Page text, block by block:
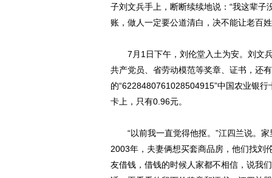
子刘文兵手上，断断续续地说：“我这辈
账，做人一定要公道清白，决不能让老百
7月1日下午，刘伦堂入土为安。刘文兵
共产党员、省劳动模范等奖章、证书，还
的“6228480761028504915”中国农业银
卡上，只有0.96元。
“以前我一直觉得他抠。”江四兰说。家
2003年，夫妻俩想买套商品房，他们找刘
友借钱，借钱的时候人家都不相信，说我